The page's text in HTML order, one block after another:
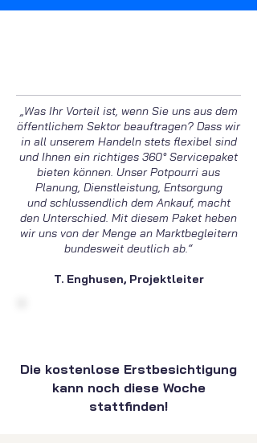
„Was Ihr Vorteil ist, wenn Sie uns aus dem
öffentlichem Sektor beauftragen? Dass wir
in all unserem Handeln stets flexibel sind
und Ihnen ein richtiges 360°Servicepaket
bieten können. Unser Potpourri aus
Planung, Dienstleistung, Entsorgung
und schlussendlich dem Ankauf, macht
den Unterschied. Mit diesem Paket heben
wir uns von der Menge an Marktbegleitern
bundesweit deutlich ab.“
T. Enghusen, Projektleiter
Die kostenlose Erstbesichtigung
kann noch diese Woche
stattfinden!